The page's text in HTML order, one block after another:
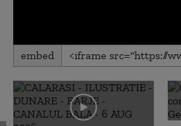
0
seconds
0
secondsVolume
90%
embed